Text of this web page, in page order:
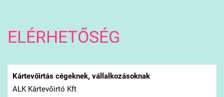
ELÉRHETŐSÉG
Kártevőirtás cégeknek, vállalkozásoknak
ALK Kártevőirtó Kft